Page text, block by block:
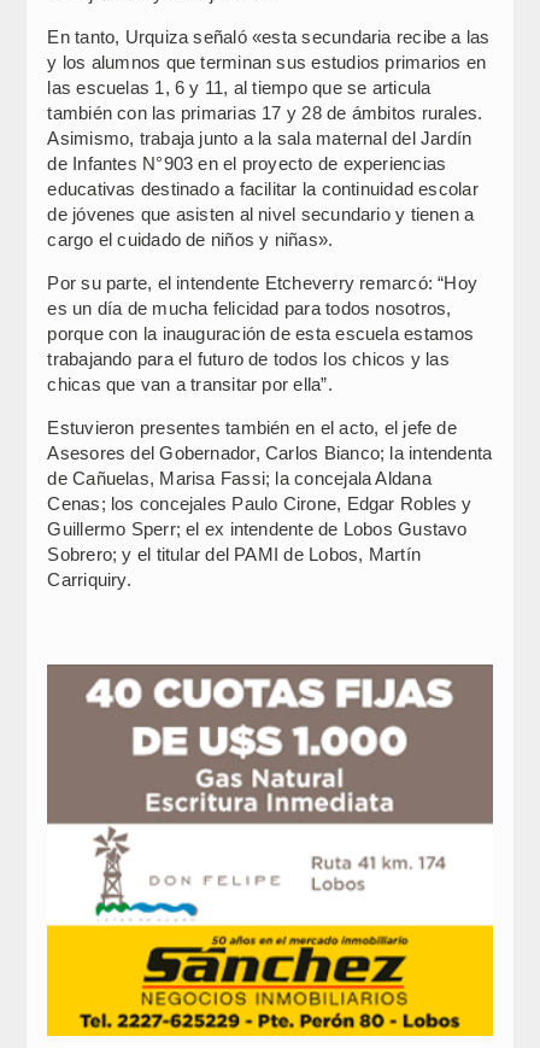
En tanto, Urquiza señaló «esta secundaria recibe a las
y los alumnos que terminan sus estudios primarios en
las escuelas 1, 6 y 11, al tiempo que se articula
también con las primarias 17 y 28 de ámbitos rurales.
Asimismo, trabaja junto a la sala maternal del Jardín
de Infantes N°903 en el proyecto de experiencias
educativas destinado a facilitar la continuidad escolar
de jóvenes que asisten al nivel secundario y tienen a
cargo el cuidado de niños y niñas».
Por su parte, el intendente Etcheverry remarcó: “Hoy
es un día de mucha felicidad para todos nosotros,
porque con la inauguración de esta escuela estamos
trabajando para el futuro de todos los chicos y las
chicas que van a transitar por ella”.
Estuvieron presentes también en el acto, el jefe de
Asesores del Gobernador, Carlos Bianco; la intendenta
de Cañuelas, Marisa Fassi; la concejala Aldana
Cenas; los concejales Paulo Cirone, Edgar Robles y
Guillermo Sperr; el ex intendente de Lobos Gustavo
Sobrero; y el titular del PAMI de Lobos, Martín
Carriquiry.